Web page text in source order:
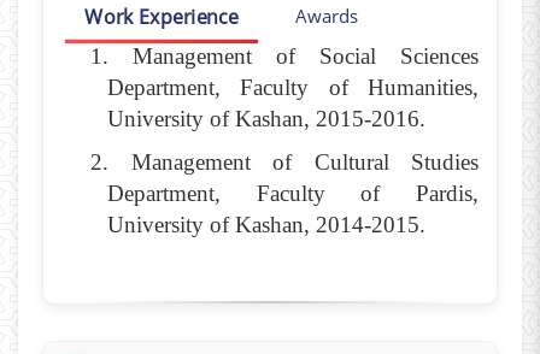
Work Experience Awards
1. Management of Social Sciences
Department, Faculty of Humanities,
University of Kashan, 2015-2016.
2. Management of Cultural Studies
Department, Faculty of Pardis,
University of Kashan, 2014-2015.